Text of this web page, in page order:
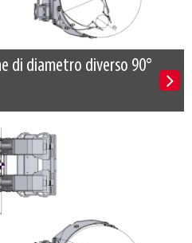
di diametro diverso 90°